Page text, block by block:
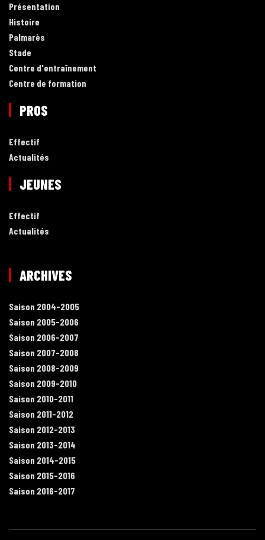
Présentation
Histoire
Palmarès
Stade
Centre d'entraînement
Centre de formation
PROS
Effectif
Actualités
JEUNES
Effectif
Actualités
ARCHIVES
Saison 2004-2005
Saison 2005-2006
Saison 2006-2007
Saison 2007-2008
Saison 2008-2009
Saison 2009-2010
Saison 2010-2011
Saison 2011-2012
Saison 2012-2013
Saison 2013-2014
Saison 2014-2015
Saison 2015-2016
Saison 2016-2017